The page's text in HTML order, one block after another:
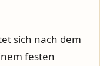
sich nach dem
festen